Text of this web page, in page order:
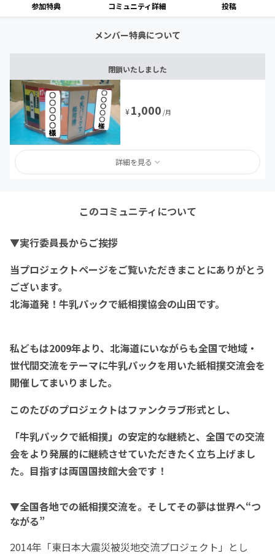
参加特典 コミュニティ詳細 投稿
メンバー特典について
閉鎖いたしました
¥1,000 /月
詳細を見る
このコミュニティについて
▼実行委員長からご挨拶
当プロジェクトページをご覧いただきまことにありがとう
ございます。
北海道発！牛乳パックで紙相撲協会の山田です。
私どもは2009年より、北海道にいながらも全国で地域・
世代間交流をテーマに牛乳パックを用いた紙相撲交流会を
開催してまいりました。
このたびのプロジェクトはファンクラブ形式とし、
「牛乳パックで紙相撲」の安定的な継続と、全国での交流
会をより発展的に継続させていただきたく立ち上げまし
た。目指すは両国国技館大会です！
▼全国各地での紙相撲交流を。そしてその夢は世界へ“つ
ながる”
2014年「東日本大震災被災地交流プロジェクト」とし